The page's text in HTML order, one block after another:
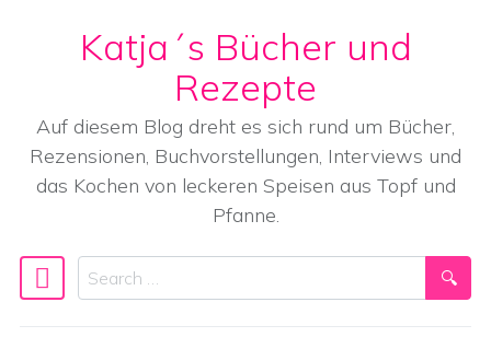
Skip to content
Katja´s Bücher und
Rezepte
Auf diesem Blog dreht es sich rund um Bücher,
Rezensionen, Buchvorstellungen, Interviews und
das Kochen von leckeren Speisen aus Topf und
Pfanne.
Main Navigation
Search